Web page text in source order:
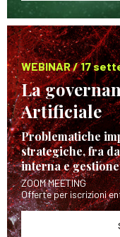
WEBINAR / 17
La
Artificiale
Problematiche
strategiche, fra
interna e
ZOOM MEETING
Offerte per iscrizioni